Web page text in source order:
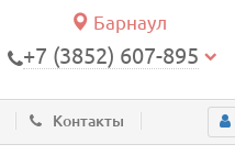
Барнаул
+7 (3852) 607-895
Контакты